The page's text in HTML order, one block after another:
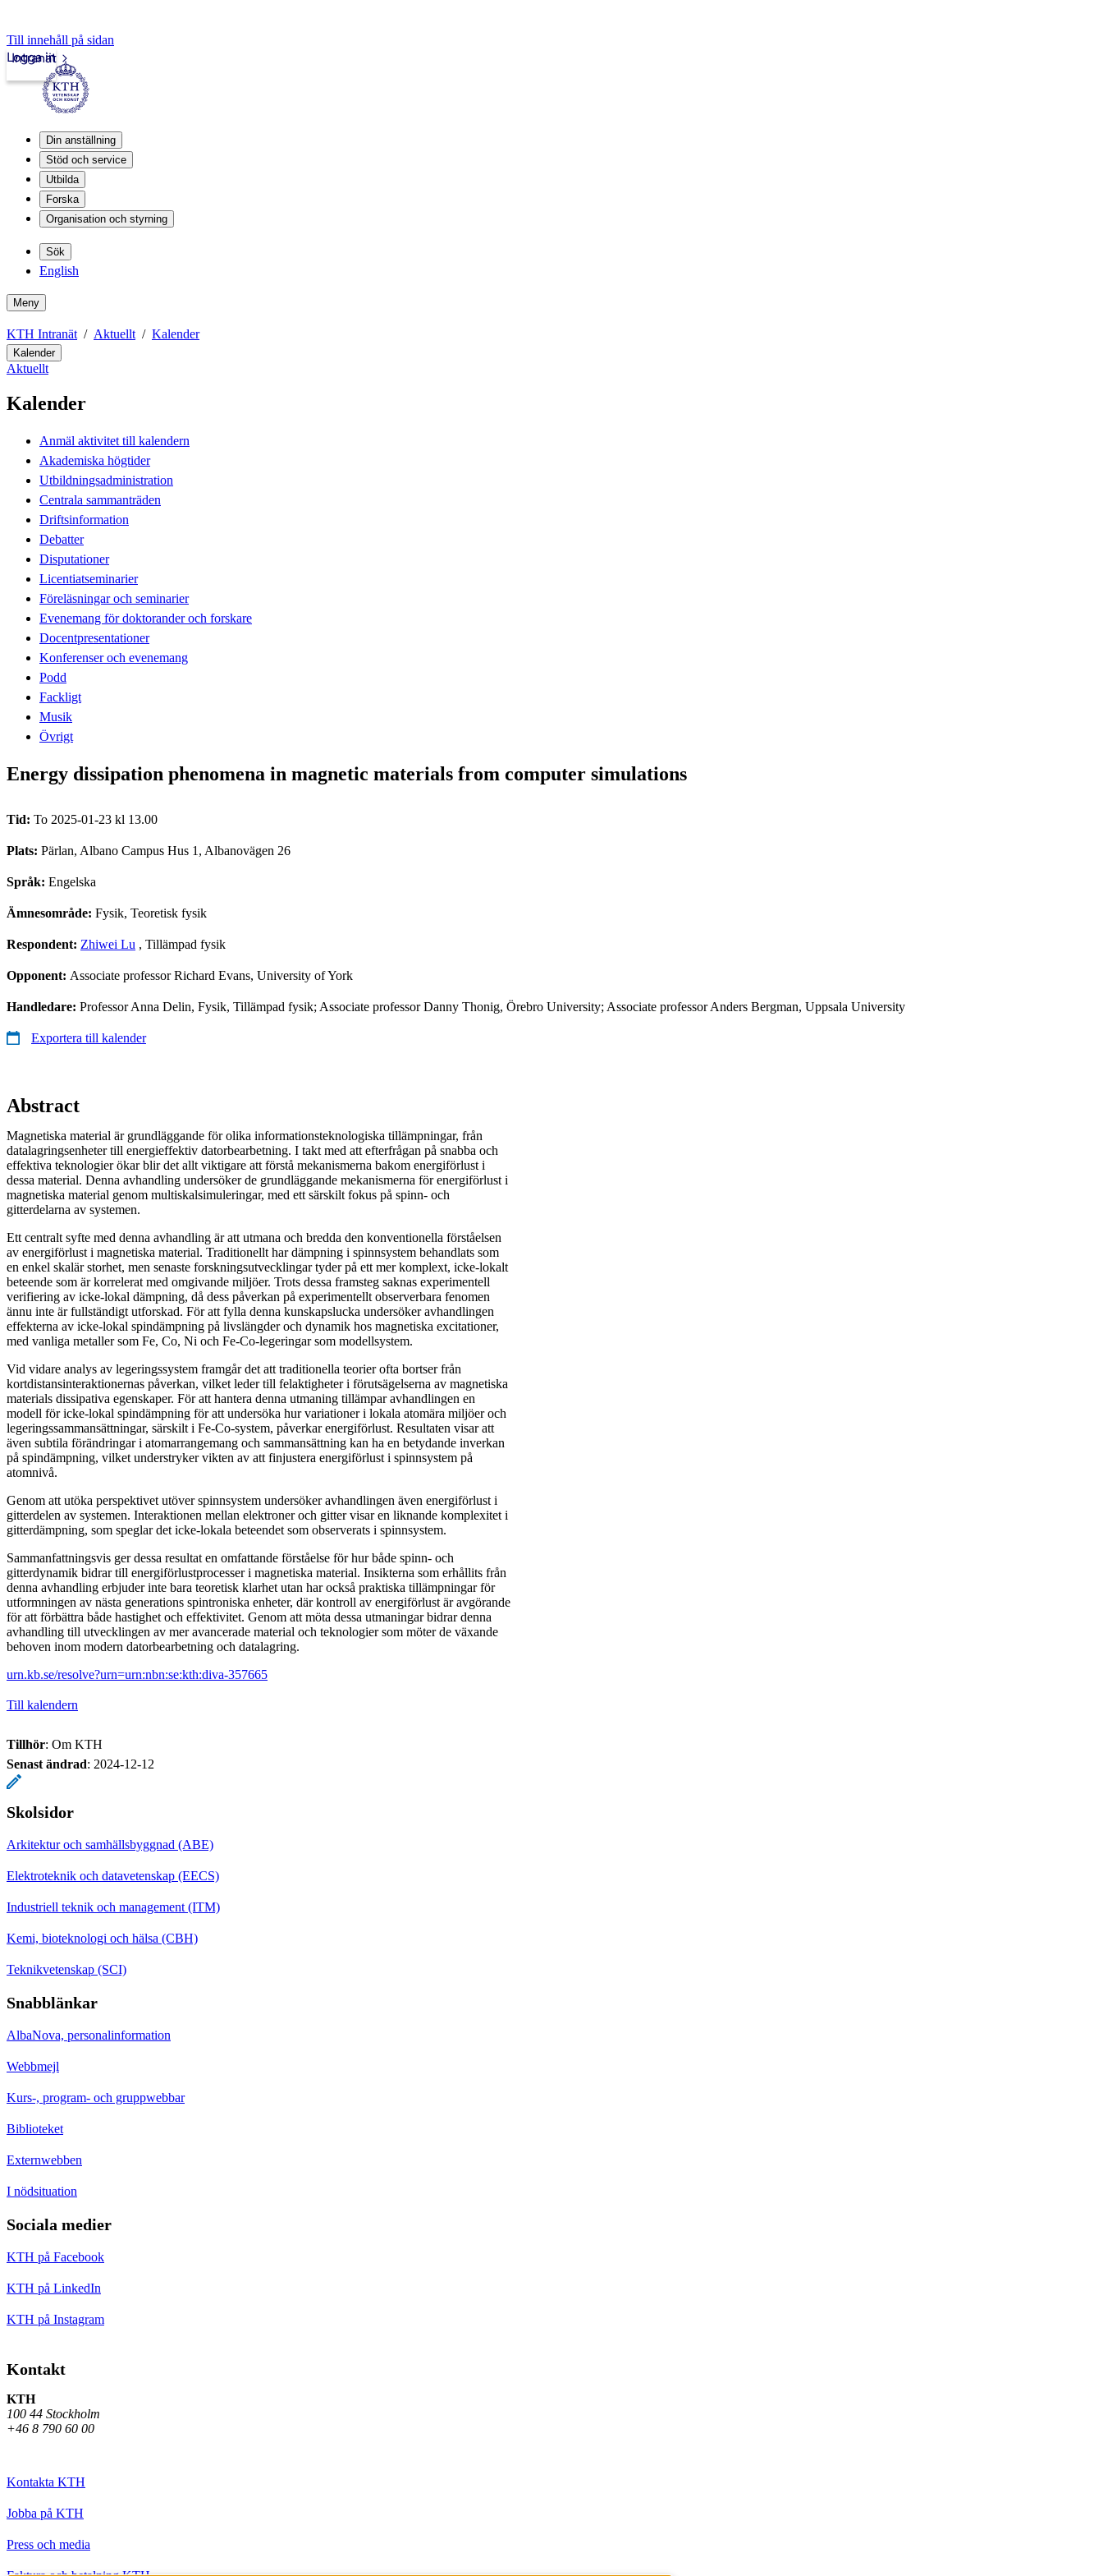
Till innehåll på sidan
Intranät
Logga in
Din anställning
Stöd och service
Utbilda
Forska
Organisation och styrning
Sök
English
Meny
KTH Intranät Aktuellt Kalender
Kalender
Aktuellt
Kalender
Anmäl aktivitet till kalendern
Akademiska högtider
Utbildningsadministration
Centrala sammanträden
Driftsinformation
Debatter
Disputationer
Licentiatseminarier
Föreläsningar och seminarier
Evenemang för doktorander och forskare
Docentpresentationer
Konferenser och evenemang
Podd
Fackligt
Musik
Övrigt
Energy dissipation phenomena in magnetic materials from computer simulations
Tid: To 2025-01-23 kl 13.00
Plats: Pärlan, Albano Campus Hus 1, Albanovägen 26
Språk: Engelska
Ämnesområde: Fysik, Teoretisk fysik
Respondent: Zhiwei Lu , Tillämpad fysik
Opponent: Associate professor Richard Evans, University of York
Handledare: Professor Anna Delin, Fysik, Tillämpad fysik; Associate professor Danny Thonig, Örebro University; Associate professor Anders Bergman, Uppsala University
Exportera till kalender
Abstract
Magnetiska material är grundläggande för olika informationsteknologiska tillämpningar, från
datalagringsenheter till energieffektiv datorbearbetning. I takt med att efterfrågan på snabba och
effektiva teknologier ökar blir det allt viktigare att förstå mekanismerna bakom energiförlust i
dessa material. Denna avhandling undersöker de grundläggande mekanismerna för energiförlust i
magnetiska material genom multiskalsimuleringar, med ett särskilt fokus på spinn- och
gitterdelarna av systemen.
Ett centralt syfte med denna avhandling är att utmana och bredda den konventionella förståelsen
av energiförlust i magnetiska material. Traditionellt har dämpning i spinnsystem behandlats som
en enkel skalär storhet, men senaste forskningsutvecklingar tyder på ett mer komplext, icke-lokalt
beteende som är korrelerat med omgivande miljöer. Trots dessa framsteg saknas experimentell
verifiering av icke-lokal dämpning, då dess påverkan på experimentellt observerbara fenomen
ännu inte är fullständigt utforskad. För att fylla denna kunskapslucka undersöker avhandlingen
effekterna av icke-lokal spindämpning på livslängder och dynamik hos magnetiska excitationer,
med vanliga metaller som Fe, Co, Ni och Fe-Co-legeringar som modellsystem.
Vid vidare analys av legeringssystem framgår det att traditionella teorier ofta bortser från
kortdistansinteraktionernas påverkan, vilket leder till felaktigheter i förutsägelserna av magnetiska
materials dissipativa egenskaper. För att hantera denna utmaning tillämpar avhandlingen en
modell för icke-lokal spindämpning för att undersöka hur variationer i lokala atomära miljöer och
legeringssammansättningar, särskilt i Fe-Co-system, påverkar energiförlust. Resultaten visar att
även subtila förändringar i atomarrangemang och sammansättning kan ha en betydande inverkan
på spindämpning, vilket understryker vikten av att finjustera energiförlust i spinnsystem på
atomnivå.
Genom att utöka perspektivet utöver spinnsystem undersöker avhandlingen även energiförlust i
gitterdelen av systemen. Interaktionen mellan elektroner och gitter visar en liknande komplexitet i
gitterdämpning, som speglar det icke-lokala beteendet som observerats i spinnsystem.
Sammanfattningsvis ger dessa resultat en omfattande förståelse för hur både spinn- och
gitterdynamik bidrar till energiförlustprocesser i magnetiska material. Insikterna som erhållits från
denna avhandling erbjuder inte bara teoretisk klarhet utan har också praktiska tillämpningar för
utformningen av nästa generations spintroniska enheter, där kontroll av energiförlust är avgörande
för att förbättra både hastighet och effektivitet. Genom att möta dessa utmaningar bidrar denna
avhandling till utvecklingen av mer avancerade material och teknologier som möter de växande
behoven inom modern datorbearbetning och datalagring.
urn.kb.se/resolve?urn=urn:nbn:se:kth:diva-357665
Till kalendern
Tillhör: Om KTH
Senast ändrad: 2024-12-12
Skolsidor
Arkitektur och samhällsbyggnad (ABE)
Elektroteknik och datavetenskap (EECS)
Industriell teknik och management (ITM)
Kemi, bioteknologi och hälsa (CBH)
Teknikvetenskap (SCI)
Snabblänkar
AlbaNova, personalinformation
Webbmejl
Kurs-, program- och gruppwebbar
Biblioteket
Externwebben
I nödsituation
Sociala medier
KTH på Facebook
KTH på LinkedIn
KTH på Instagram
Kontakt
KTH
100 44 Stockholm
+46 8 790 60 00
Kontakta KTH
Jobba på KTH
Press och media